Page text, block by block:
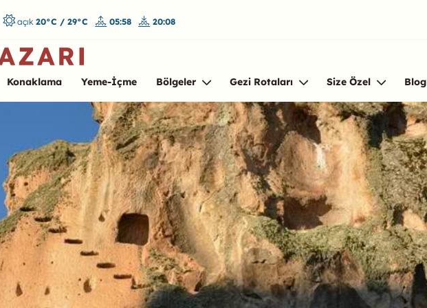
açık 20°C / 29°C 05:58 20:08
Konaklama Yeme-İçme Bölgeler Gezi Rotaları Size Özel Blog